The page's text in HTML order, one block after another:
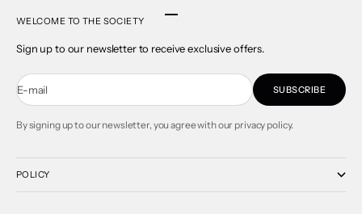
WELCOME TO THE SOCIETY
Sign up to our newsletter to receive exclusive offers.
E-mail SUBSCRIBE
By signing up to our newsletter, you agree with our privacy policy.
POLICY